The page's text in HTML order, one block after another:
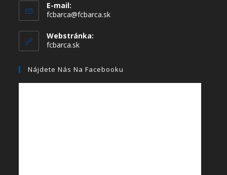
E-mail:
fcbarca@fcbarca.sk
Webstránka:
fcbarca.sk
Nájdete Nás Na Facebooku